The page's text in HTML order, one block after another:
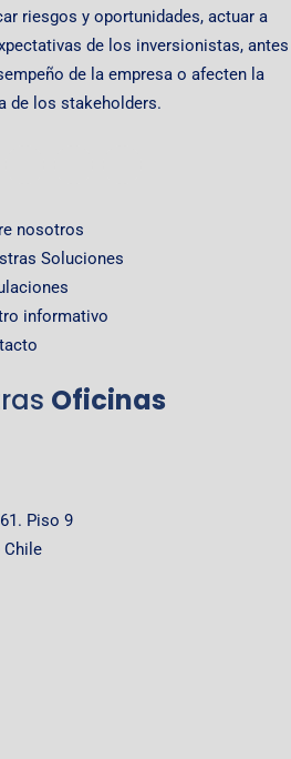
riesgos y oportunidades, actuar a
de los inversionistas, antes
de la empresa o afecten la
de los stakeholders.
nosotros
Soluciones
informativo
Oficinas
Piso 9
Chile